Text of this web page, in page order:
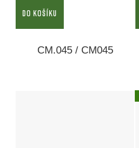
DO KOŠÍKU
CM.045 / CM045